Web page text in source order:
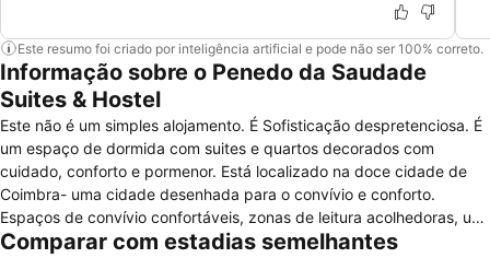
Este resumo foi criado por inteligência artificial e pode não ser 100% correto.
Informação sobre o Penedo da Saudade
Suites & Hostel
Este não é um simples alojamento. É Sofisticação despretenciosa. É
um espaço de dormida com suites e quartos decorados com
cuidado, conforto e pormenor. Está localizado na doce cidade de
Coimbra- uma cidade desenhada para o convívio e conforto.
Espaços de convívio confortáveis, zonas de leitura acolhedoras, um
rooftop com vista panorâmica, uma sala de pequenos almoços
Comparar com estadias semelhantes